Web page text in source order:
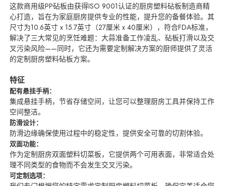
这款商用级PP砧板由获得ISO 9001认证的厨房塑料砧板制造商精
心打造，旨在为家庭厨房提供专业的性能，提升您的备餐体验。其
尺寸为10.6英寸 x 15.7英寸（27厘米 x 40厘米），符合FDA标准，
解决了三大常见的烹饪难题：大蒜准备工作凌乱、砧板打滑以及交
叉污染风险——同时，它还为需要定制解决方案的厨师提供了灵活
的定制厨房塑料砧板方案。
特征
配有悬挂手柄：
集成悬挂手柄，节省存储空间，让您可以整理厨房工具并保持工作
空间整洁。
防滑设计：
防滑边缘确保使用过程中的稳定性，提供安全可靠的切割体验。
双面功能：
作为定制厨房双面塑料切菜板，它提供两个可用表面，非常适合处
理不同类型的食物而不会发生交叉污染。
可定制选项：